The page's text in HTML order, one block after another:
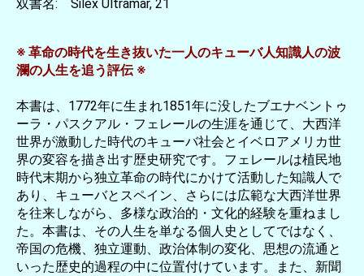
双書名: Silex Ultramar, 21
※ 革命の時代を生き抜いた一人のキューバ人知識人の波
瀾の人生を追う評伝 ※
本書は、1772年に生まれ1851年に没したブエナベントゥ
ーラ・パスクアル・フェレールの生涯を通じて、大西洋
世界が激動した時代のキューバ社会とイベロアメリカ世
界の変容を描き出す歴史研究です。フェレールは植民地
時代末期から独立革命の時代にかけて活動した知識人で
あり、キューバとスペイン、さらには広範な大西洋世界
を往来しながら、多様な政治的・文化的経験を重ねまし
た。本書は、その人生を単なる個人史としてではなく、
帝国の危機、独立運動、政治体制の変化、思想の流通と
いった歴史的過程の中に位置付けています。また、新聞